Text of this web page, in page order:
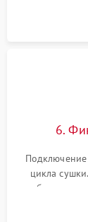
модулю
6.
Подключение
цикла
набора
конденсата)